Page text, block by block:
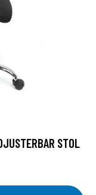
STOL